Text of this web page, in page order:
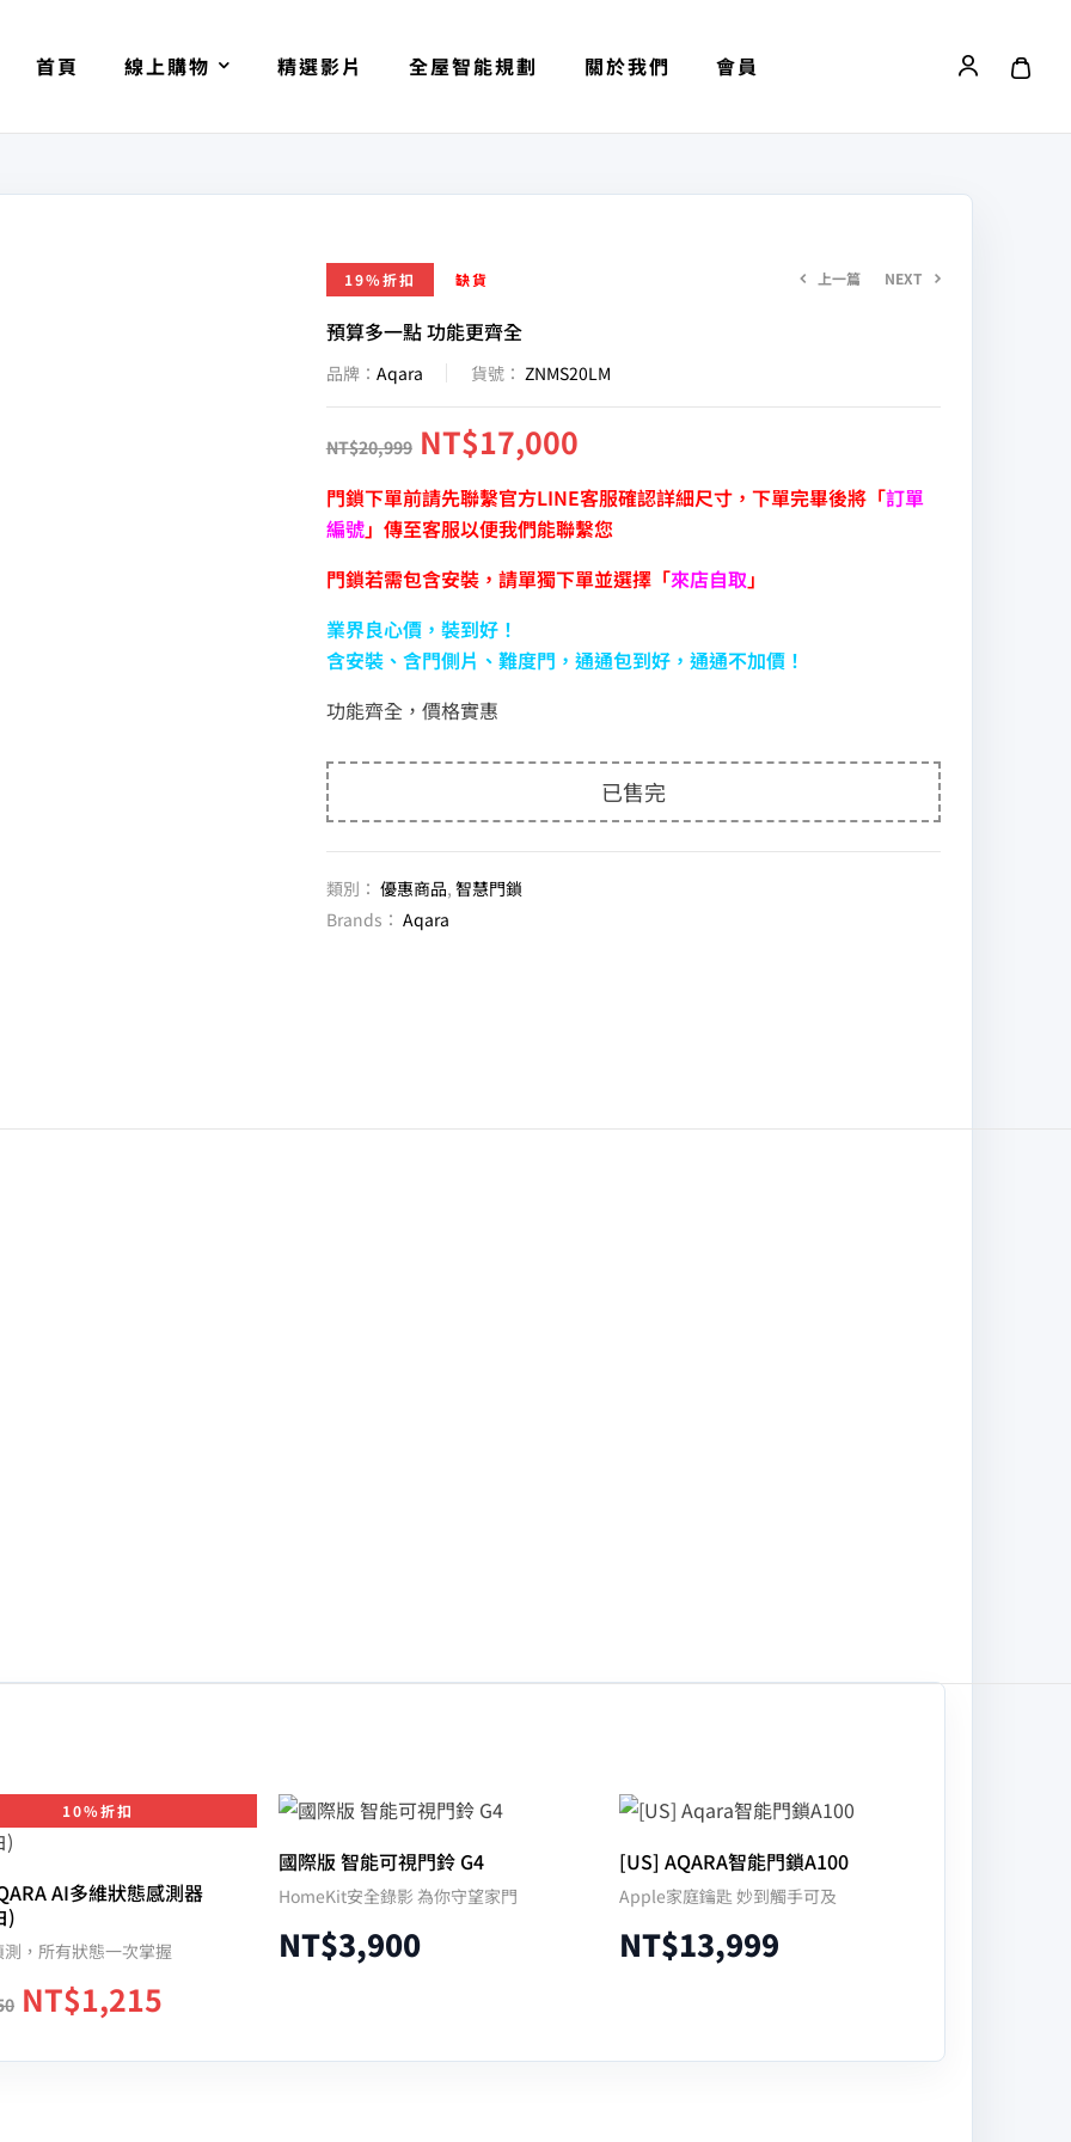
首頁 線上購物 精選影片 全屋智能規劃 關於我們 會員
19%折扣 缺貨 上一篇
NT$8,300
NEXT
預算多一點 功能更齊全
品牌： Aqara 貨號： ZNMS20LM
NT$20,999 NT$17,000
門鎖下單前請先聯繫官方LINE客服確認詳細尺寸，下單完畢後將「訂單
編號」傳至客服以便我們能聯繫您
門鎖若需包含安裝，請單獨下單並選擇「來店自取」
業界良心價，裝到好！
含安裝、含門側片、難度門，通通包到好，通通不加價！
功能齊全，價格實惠
已售完
類別： 優惠商品, 智慧門鎖
Brands： Aqara
10%折扣
AI多維狀態感測器
)
，所有狀態一次掌握
NT$1,215
入購物車
國際版 智能可視門鈴 G4
HomeKit安全錄影 為你守望家門
NT$3,900
[US] AQARA智能門鎖A100
Apple家庭鑰匙 妙到觸手可及
NT$13,999